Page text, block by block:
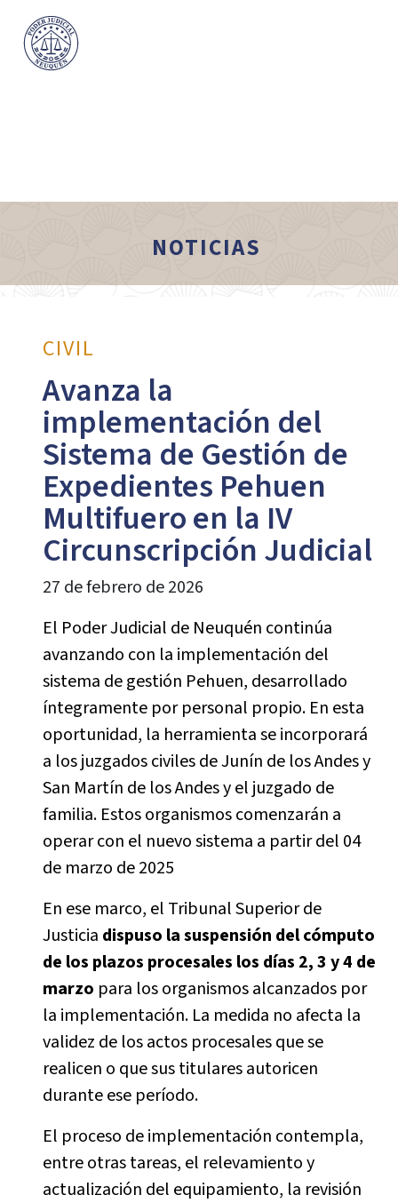
NOTICIAS
CIVIL
Avanza la
implementación del
Sistema de Gestión de
Expedientes Pehuen
Multifuero en la IV
Circunscripción Judicial
27 de febrero de 2026
El Poder Judicial de Neuquén continúa
avanzando con la implementación del
sistema de gestión Pehuen, desarrollado
íntegramente por personal propio. En esta
oportunidad, la herramienta se incorporará
a los juzgados civiles de Junín de los Andes y
San Martín de los Andes y el juzgado de
familia. Estos organismos comenzarán a
operar con el nuevo sistema a partir del 04
de marzo de 2025
En ese marco, el Tribunal Superior de
Justicia dispuso la suspensión del cómputo
de los plazos procesales los días 2, 3 y 4 de
marzo para los organismos alcanzados por
la implementación. La medida no afecta la
validez de los actos procesales que se
realicen o que sus titulares autoricen
durante ese período.
El proceso de implementación contempla,
entre otras tareas, el relevamiento y
actualización del equipamiento, la revisión